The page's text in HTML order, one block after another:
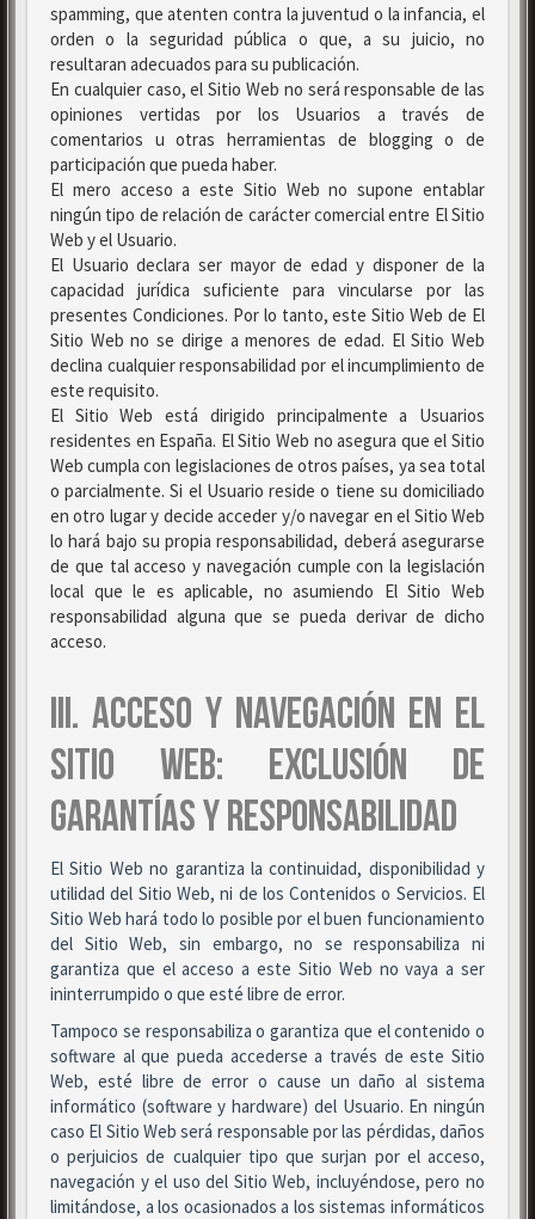
spamming, que atenten contra la juventud o la infancia, el
orden o la seguridad pública o que, a su juicio, no
resultaran adecuados para su publicación.
En cualquier caso, el Sitio Web no será responsable de las
opiniones vertidas por los Usuarios a través de
comentarios u otras herramientas de blogging o de
participación que pueda haber.
El mero acceso a este Sitio Web no supone entablar
ningún tipo de relación de carácter comercial entre El Sitio
Web y el Usuario.
El Usuario declara ser mayor de edad y disponer de la
capacidad jurídica suficiente para vincularse por las
presentes Condiciones. Por lo tanto, este Sitio Web de El
Sitio Web no se dirige a menores de edad. El Sitio Web
declina cualquier responsabilidad por el incumplimiento de
este requisito.
El Sitio Web está dirigido principalmente a Usuarios
residentes en España. El Sitio Web no asegura que el Sitio
Web cumpla con legislaciones de otros países, ya sea total
o parcialmente. Si el Usuario reside o tiene su domiciliado
en otro lugar y decide acceder y/o navegar en el Sitio Web
lo hará bajo su propia responsabilidad, deberá asegurarse
de que tal acceso y navegación cumple con la legislación
local que le es aplicable, no asumiendo El Sitio Web
responsabilidad alguna que se pueda derivar de dicho
acceso.
III. ACCESO Y NAVEGACIÓN EN EL
SITIO WEB: EXCLUSIÓN DE
GARANTÍAS Y RESPONSABILIDAD
El Sitio Web no garantiza la continuidad, disponibilidad y
utilidad del Sitio Web, ni de los Contenidos o Servicios. El
Sitio Web hará todo lo posible por el buen funcionamiento
del Sitio Web, sin embargo, no se responsabiliza ni
garantiza que el acceso a este Sitio Web no vaya a ser
ininterrumpido o que esté libre de error.
Tampoco se responsabiliza o garantiza que el contenido o
software al que pueda accederse a través de este Sitio
Web, esté libre de error o cause un daño al sistema
informático (software y hardware) del Usuario. En ningún
caso El Sitio Web será responsable por las pérdidas, daños
o perjuicios de cualquier tipo que surjan por el acceso,
navegación y el uso del Sitio Web, incluyéndose, pero no
limitándose, a los ocasionados a los sistemas informáticos